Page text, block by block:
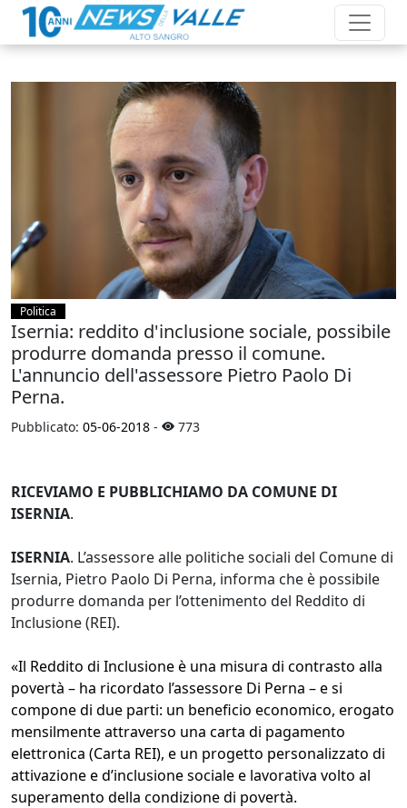
Politica
Isernia: reddito d'inclusione sociale, possibile
produrre domanda presso il comune.
L'annuncio dell'assessore Pietro Paolo Di
Perna.
Pubblicato: 05-06-2018 - 773
RICEVIAMO E PUBBLICHIAMO DA COMUNE DI
ISERNIA.
ISERNIA. L’assessore alle politiche sociali del Comune di
Isernia, Pietro Paolo Di Perna, informa che è possibile
produrre domanda per l’ottenimento del Reddito di
Inclusione (REI).
«Il Reddito di Inclusione è una misura di contrasto alla
povertà – ha ricordato l’assessore Di Perna – e si
compone di due parti: un beneficio economico, erogato
mensilmente attraverso una carta di pagamento
elettronica (Carta REI), e un progetto personalizzato di
attivazione e d’inclusione sociale e lavorativa volto al
superamento della condizione di povertà.